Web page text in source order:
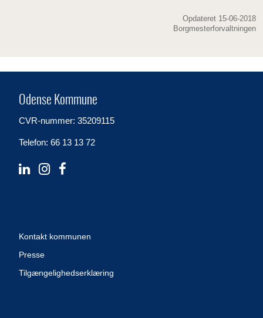
Opdateret 15-06-2018
Borgmesterforvaltningen
Odense Kommune
CVR-nummer: 35209115
Telefon: 66 13 13 72
Kontakt kommunen
Presse
Tilgængelighedserklæring